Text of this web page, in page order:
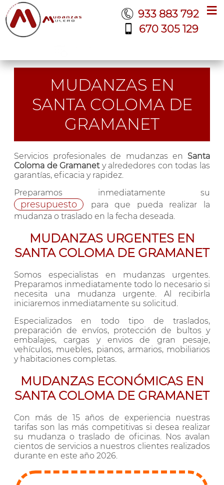
933 883 792
670 305 129
≡
MUDANZAS EN
SANTA COLOMA DE
GRAMANET
Servicios profesionales de mudanzas en Santa
Coloma de Gramanety alrededores con todas las
garantías, eficacia y rapidez.
Preparamos inmediatamente su
presupuesto
para que pueda realizar la
mudanza o traslado en la fecha deseada.
MUDANZAS URGENTES EN
SANTA COLOMA DE GRAMANET
Somos especialistas en mudanzas urgentes.
Preparamos inmediatamente todo lo necesario si
necesita una mudanza urgente. Al recibirla
iniciaremos inmediatamente su solicitud.
Especializados en todo tipo de traslados,
preparación de envíos, protección de bultos y
embalajes, cargas y envios de gran pesaje,
vehículos, muebles, pianos, armarios, mobiliarios
y habitaciones completas.
MUDANZAS ECONÓMICAS EN
SANTA COLOMA DE GRAMANET
Con más de 15 años de experiencia nuestras
tarifas son las más competitivas si desea realizar
su mudanza o traslado de oficinas. Nos avalan
cientos de servicios a nuestros clientes realizados
durante en este año 2026.